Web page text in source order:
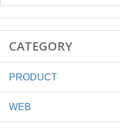
CATEGORY
PRODUCT
WEB